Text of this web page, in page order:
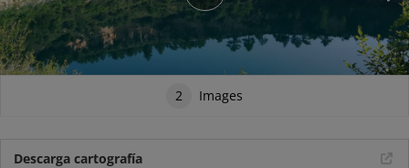
2 Images
Descarga cartografía